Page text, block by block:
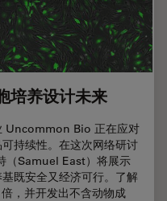
培养设计未来
Uncommon Bio 正在应对
持续性。在这次网络研讨
（Samuel East）将展示
既安全又经济可行。了解
，并开发出不含动物成